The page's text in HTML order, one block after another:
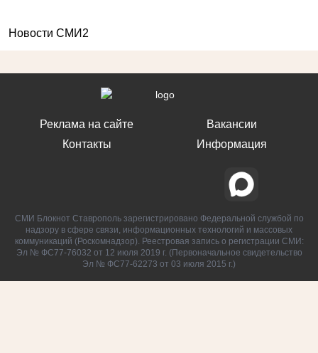
Новости СМИ2
Реклама на сайте
Контакты
Вакансии
Информация
СМИ Блокнот Ставрополь зарегистрировано Федеральной службой по
надзору в сфере связи, информационных технологий и массовых
коммуникаций (Роскомнадзор). Реестровая запись о регистрации СМИ:
Эл № ФС77-76032 от 12 июля 2019 г. (Первоначальное свидетельство
Эл № ФС77-62273 от 03 июля 2015 г.)